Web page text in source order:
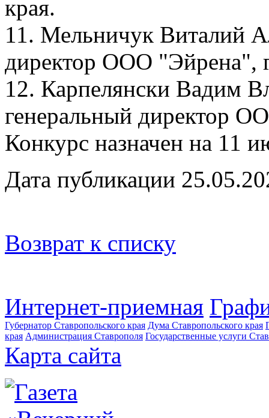
края.
11. Мельничук Виталий
директор ООО "Эйрена",
12. Карпелянски Вадим
генеральный директор
Конкурс назначен на 11
Дата публикации
Возврат к списку
Интернет-приемная
Губернатор Ставропольского края Дума Ставропольского края
края Администрация Ставрополя Государственные услуги
Карта сайта